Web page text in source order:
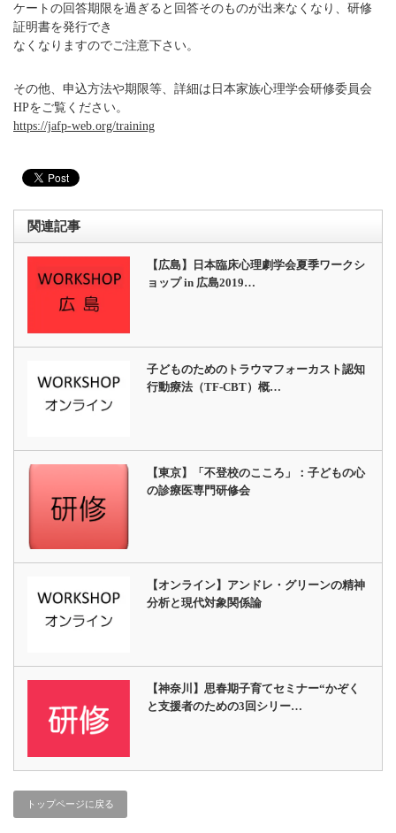
ケートの回答期限を過ぎると回答そのものが出来なくなり、研修
証明書を発行でき
なくなりますのでご注意下さい。
その他、申込方法や期限等、詳細は日本家族心理学会研修委員会
HPをご覧ください。
https://jafp-web.org/training
関連記事
【広島】日本臨床心理劇学会夏季ワークシ
ョップ in 広島2019…
子どものためのトラウマフォーカスト認知
行動療法（TF-CBT）概…
【東京】「不登校のこころ」：子どもの心
の診療医専門研修会
【オンライン】アンドレ・グリーンの精神
分析と現代対象関係論
【神奈川】思春期子育てセミナー“かぞく
と支援者のための3回シリー…
トップページに戻る